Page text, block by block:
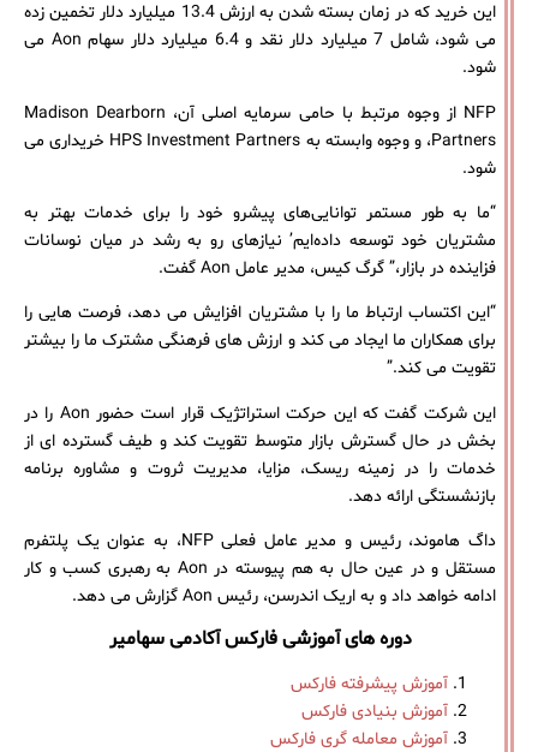
این خرید که در زمان بسته شدن به ارزش 13.4 میلیارد دلار تخمین زده
می شود، شامل 7 میلیارد دلار نقد و 6.4 میلیارد دلار سهام Aon می
شود.
NFP از وجوه مرتبط با حامی سرمایه اصلی آن، Madison Dearborn
Partners، و وجوه وابسته به HPS Investment Partners خریداری می
شود.
“ما به طور مستمر توانایی‌های پیشرو خود را برای خدمات بهتر به
مشتریان خود توسعه داده‌ایم’ نیازهای رو به رشد در میان نوسانات
فزاینده در بازار،” گرگ کیس، مدیر عامل Aon گفت.
“این اکتساب ارتباط ما را با مشتریان افزایش می دهد، فرصت هایی را
برای همکاران ما ایجاد می کند و ارزش های فرهنگی مشترک ما را بیشتر
تقویت می کند.”
این شرکت گفت که این حرکت استراتژیک قرار است حضور Aon را در
بخش در حال گسترش بازار متوسط ​​تقویت کند و طیف گسترده ای از
خدمات را در زمینه ریسک، مزایا، مدیریت ثروت و مشاوره برنامه
بازنشستگی ارائه دهد.
داگ هاموند، رئیس و مدیر عامل فعلی NFP، به عنوان یک پلتفرم
مستقل و در عین حال به هم پیوسته در Aon به رهبری کسب و کار
ادامه خواهد داد و به اریک اندرسن، رئیس Aon گزارش می دهد.
دوره های آموزشی فارکس آکادمی سهامیر
آموزش پیشرفته فارکس
آموزش بنیادی فارکس
آموزش معامله گری فارکس